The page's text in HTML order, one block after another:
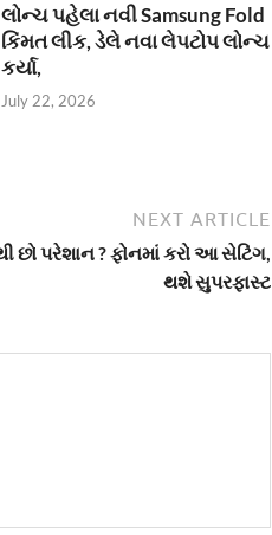
લોન્ચ પહેલા નવી Samsung Fold
કિંમત લીક, ડેલે નવા લેપટોપ લોન્ચ
કર્યા,
July 22, 2026
NEXT ARTICLE
છો પરેશાન ? ફોનમાં કરો આ સેટિંગ,
થશે સુપરફાસ્ટ